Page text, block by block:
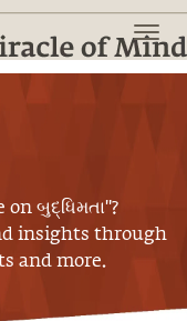
onબુદ્ધિમતા"?
insights through
and more.